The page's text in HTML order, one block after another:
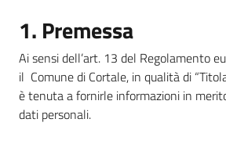
1. Premessa
Ai sensi dell’art. 13 del Regolamento
il Comune di Cortale, in qualità di
è tenuta a fornirle informazioni in
dati personali.